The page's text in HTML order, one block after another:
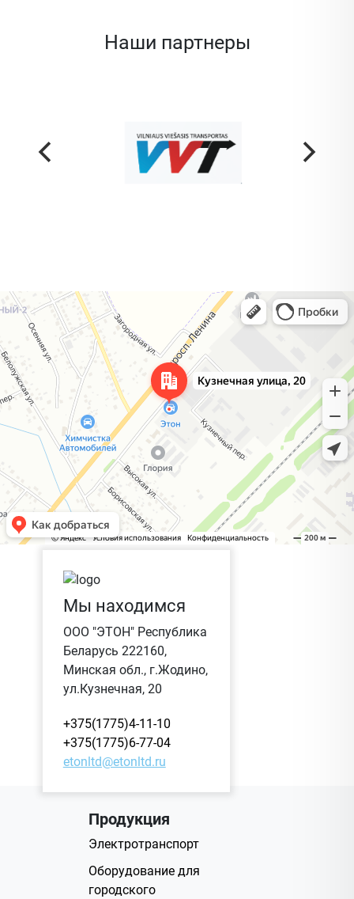
Наши партнеры
Жодино
Кузнечная улица, 20 — Яндекс Карты
Мы находимся
ООО "ЭТОН" Республика
Беларусь 222160,
Минская обл., г.Жодино,
ул.Кузнечная, 20
+375(1775)4-11-10
+375(1775)6-77-04
etonltd@etonltd.ru
Продукция
Электротранспорт
Оборудование для
городского